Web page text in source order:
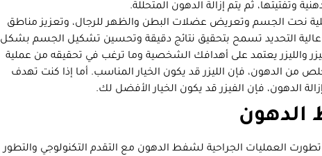
وتفتيتها، ثم يتم إزالة الدهون المتحللة.
نحت الجسم وتعريض عضلات البطن والظهر للرجال، وتعزيز مناطق
عالية التحديد تسمح بتحقيق نتائج دقيقة وتحسين تشكيل الجسم بشكل
والليزر يعتمد على أهدافك الشخصية وما ترغب في تحقيقه من عملية
الدهون، فإن الليزر قد يكون الخيار المناسب. أما إذا كنت تهدف
الدهون، فإن الفيزر قد يكون الخيار الأفضل لك.
الدهون
تطورت العمليات الجراحية لشفط الدهون مع التقدم التكنولوجي والتطور